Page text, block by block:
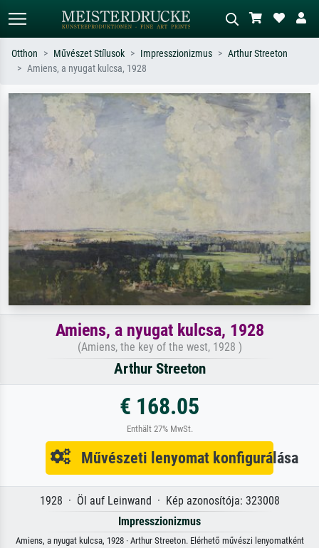
Keressen művész, műcím vagy stílus
szerint – pl. Monet, Csillagos éj,
impresszionizmus, Hokusai-hullám,
Írja le a jelenetet – pl. zöld rét, sok
piros absztrakt, sötét olajkép, álló akt
egy fa mellett.
Otthon Művészet Stílusok Impresszionizmus
Arthur Streeton
Amiens, a nyugat kulcsa, 1928
Amiens, a nyugat kulcsa, 1928
(Amiens, the key of the west, 1928 )
Arthur Streeton
€ 168.05
Enthält 27% MwSt.
Művészeti lenyomat konfigurálása
1928 · Öl auf Leinwand · Kép azonosítója: 323008
Impresszionizmus
Amiens, a nyugat kulcsa, 1928 · Arthur Streeton. Elérhető művészi lenyomatként